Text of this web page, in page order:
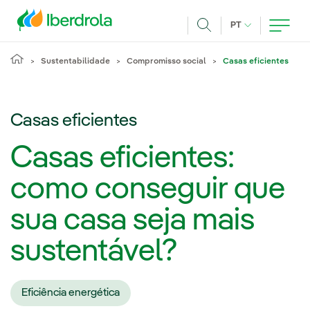
PT IDIOMA ATUAL,
Sustentabilidade Compromisso social Casas eficientes
Casas eficientes
Casas eficientes:
como conseguir que
sua casa seja mais
sustentável?
Eficiência energética